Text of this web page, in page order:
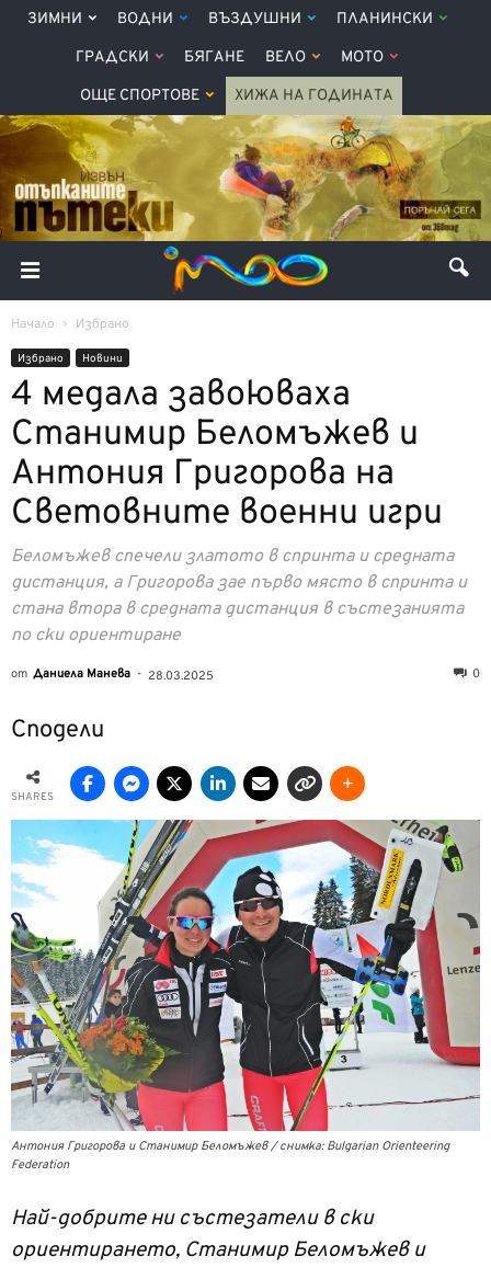
ЗИМНИ ВОДНИ ВЪЗДУШНИ ПЛАНИНСКИ
ГРАДСКИ БЯГАНЕ ВЕЛО МОТО
ОЩЕ СПОРТОВЕ ХИЖА НА ГОДИНАТА
Начало Избрано
Избрано Новини
4 медала завоюваха
Станимир Беломъжев и
Антония Григорова на
Световните военни игри
Беломъжев спечели златото в спринта и средната
дистанция, а Григорова зае първо място в спринта и
стана втора в средната дистанция в състезанията
по ски ориентиране
от Даниела Манева - 28.03.2025 0
Сподели
SHARES
Антония Григорова и Станимир Беломъжев / снимка: Bulgarian Orienteering
Federation
Най-добрите ни състезатели в ски
ориентирането, Станимир Беломъжев и